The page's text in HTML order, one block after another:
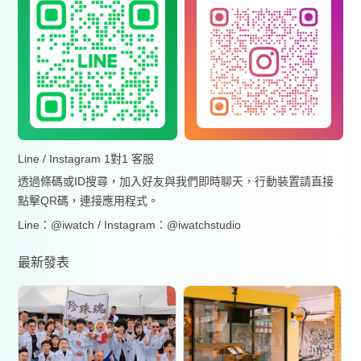
Line / Instagram 1對1 客服
透過條碼或ID搜尋，加入好友與我們即時聊天，行動裝置請直接
點擊QR碼，連接應用程式。
Line：@iwatch / Instagram：@iwatchstudio
最新發表